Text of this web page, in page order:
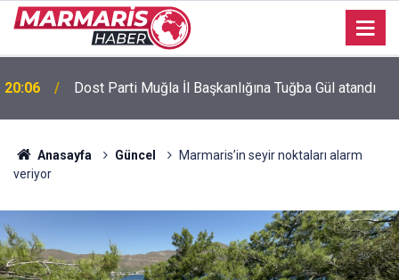
16:51
Bursaspor’da 2026-2027 sezonu forma numaraları
açıklandı
Anasayfa Güncel
Marmaris’in seyir noktaları alarm
veriyor